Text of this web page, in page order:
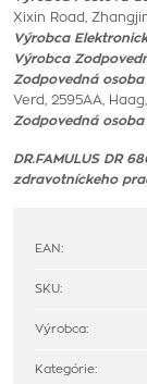
Xixin Road,
Výrobca
Výrobca
Zodpovedná
Verd, 2595AA,
Zodpovedná
DR.FAMULUS DR
zdravotníckeho
EAN:
SKU:
Výrobca:
Kategórie: